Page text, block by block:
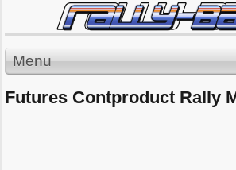
Menu
Futures Contproduct Rally